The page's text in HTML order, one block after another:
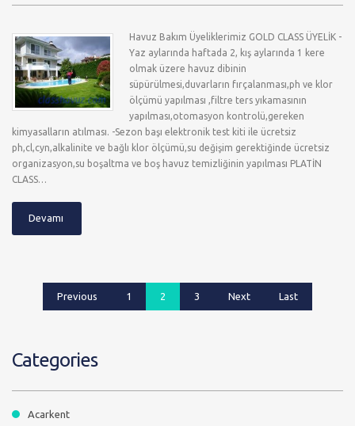
Havuz Bakım Üyeliklerimiz GOLD CLASS ÜYELİK -
Yaz aylarında haftada 2, kış aylarında 1 kere
olmak üzere havuz dibinin
süpürülmesi,duvarların fırçalanması,ph ve klor
ölçümü yapılması ,filtre ters yıkamasının
yapılması,otomasyon kontrolü,gereken
kimyasalların atılması. -Sezon başı elektronik test kiti ile ücretsiz
ph,cl,cyn,alkalinite ve bağlı klor ölçümü,su değişim gerektiğinde ücretsiz
organizasyon,su boşaltma ve boş havuz temizliğinin yapılması PLATİN
CLASS…
Devamı
Previous 1 2 3 Next Last
Categories
Acarkent